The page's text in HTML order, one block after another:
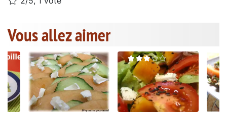
Vous allez aimer